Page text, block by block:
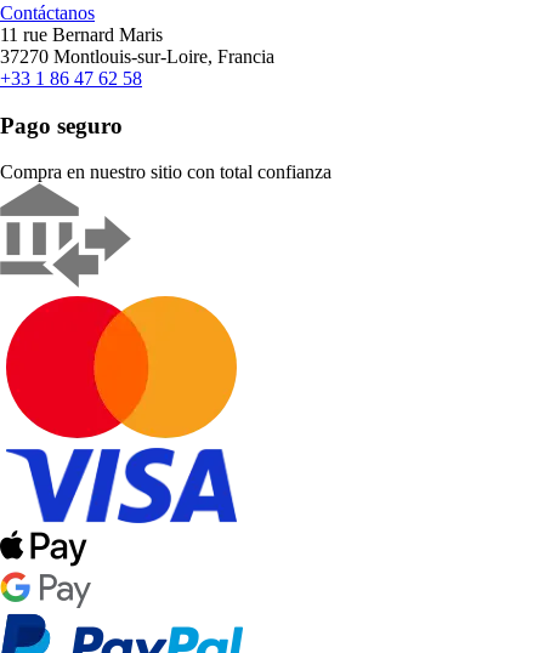
Contáctanos
11 rue Bernard Maris
37270 Montlouis-sur-Loire, Francia
+33 1 86 47 62 58
Pago seguro
Compra en nuestro sitio con total confianza